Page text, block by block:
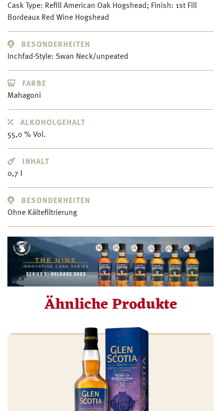
Cask Type: Refill American Oak Hogshead; Finish: 1st Fill
Bordeaux Red Wine Hogshead
BESONDERHEITEN
Inchfad-Style: Swan Neck/unpeated
FARBE
Mahagoni
ALKOHOLGEHALT
55,0 % Vol.
INHALT
0,7 l
BESONDERHEITEN
Ohne Kältefiltrierung
Ähnliche Produkte